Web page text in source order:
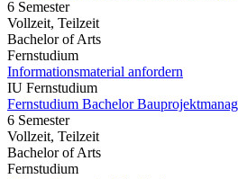
6 Semester
Vollzeit, Teilzeit
Bachelor of Arts
Fernstudium
Informationsmaterial anfordern
IU Fernstudium
Fernstudium Bachelor
6 Semester
Vollzeit, Teilzeit
Bachelor of Arts
Fernstudium